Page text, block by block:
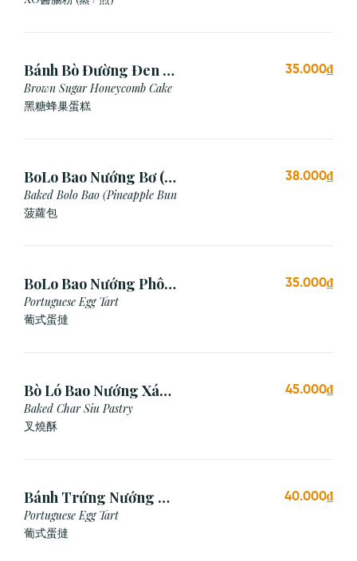
Bánh Bò Đường Đen (1
Cái)
Brown Sugar Honeycomb Cake
黑糖蜂巢蛋糕
35.000₫
BoLo Bao Nướng Bơ (1
Cái)
Baked Bolo Bao (Pineapple Bun
菠蘿包
38.000₫
BoLo Bao Nướng Phô
Mai (1 Cái)
Portuguese Egg Tart
葡式蛋撻
35.000₫
Bò Ló Bao Nướng Xá
Xíu (1 Cái)
Baked Char Siu Pastry
叉燒酥
45.000₫
Bánh Trứng Nướng Bồ
Đào Nha (2 Cái)
Portuguese Egg Tart
葡式蛋撻
40.000₫